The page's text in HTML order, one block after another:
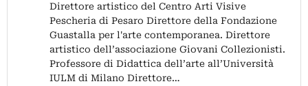
Direttore artistico del Centro Arti Visive
Pescheria di Pesaro Direttore della Fondazione
Guastalla per l'arte contemporanea. Direttore
artistico dell’associazione Giovani Collezionisti.
Professore di Didattica dell’arte all’Università
IULM di Milano Direttore…